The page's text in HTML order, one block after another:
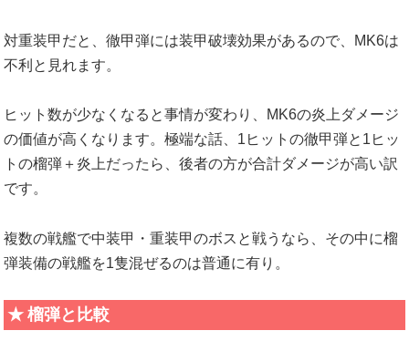
対重装甲だと、徹甲弾には装甲破壊効果があるので、MK6は
不利と見れます。
ヒット数が少なくなると事情が変わり、MK6の炎上ダメージ
の価値が高くなります。極端な話、1ヒットの徹甲弾と1ヒッ
トの榴弾＋炎上だったら、後者の方が合計ダメージが高い訳
です。
複数の戦艦で中装甲・重装甲のボスと戦うなら、その中に榴
弾装備の戦艦を1隻混ぜるのは普通に有り。
榴弾と比較